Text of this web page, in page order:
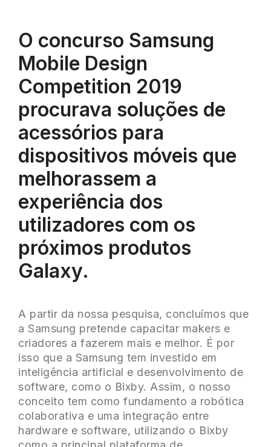
O concurso Samsung
Mobile Design
Competition 2019
procurava soluções de
acessórios para
dispositivos móveis que
melhorassem a
experiência dos
utilizadores com os
próximos produtos
Galaxy.
A partir da nossa pesquisa, concluímos que
a Samsung pretende capacitar makers e
criadores a fazerem mais e melhor. É por
isso que a Samsung tem investido em
inteligência artificial e desenvolvimento de
software, como o Bixby. Assim, o nosso
conceito tem como fundamento a robótica
colaborativa e uma integração entre
hardware e software, utilizando o Bixby